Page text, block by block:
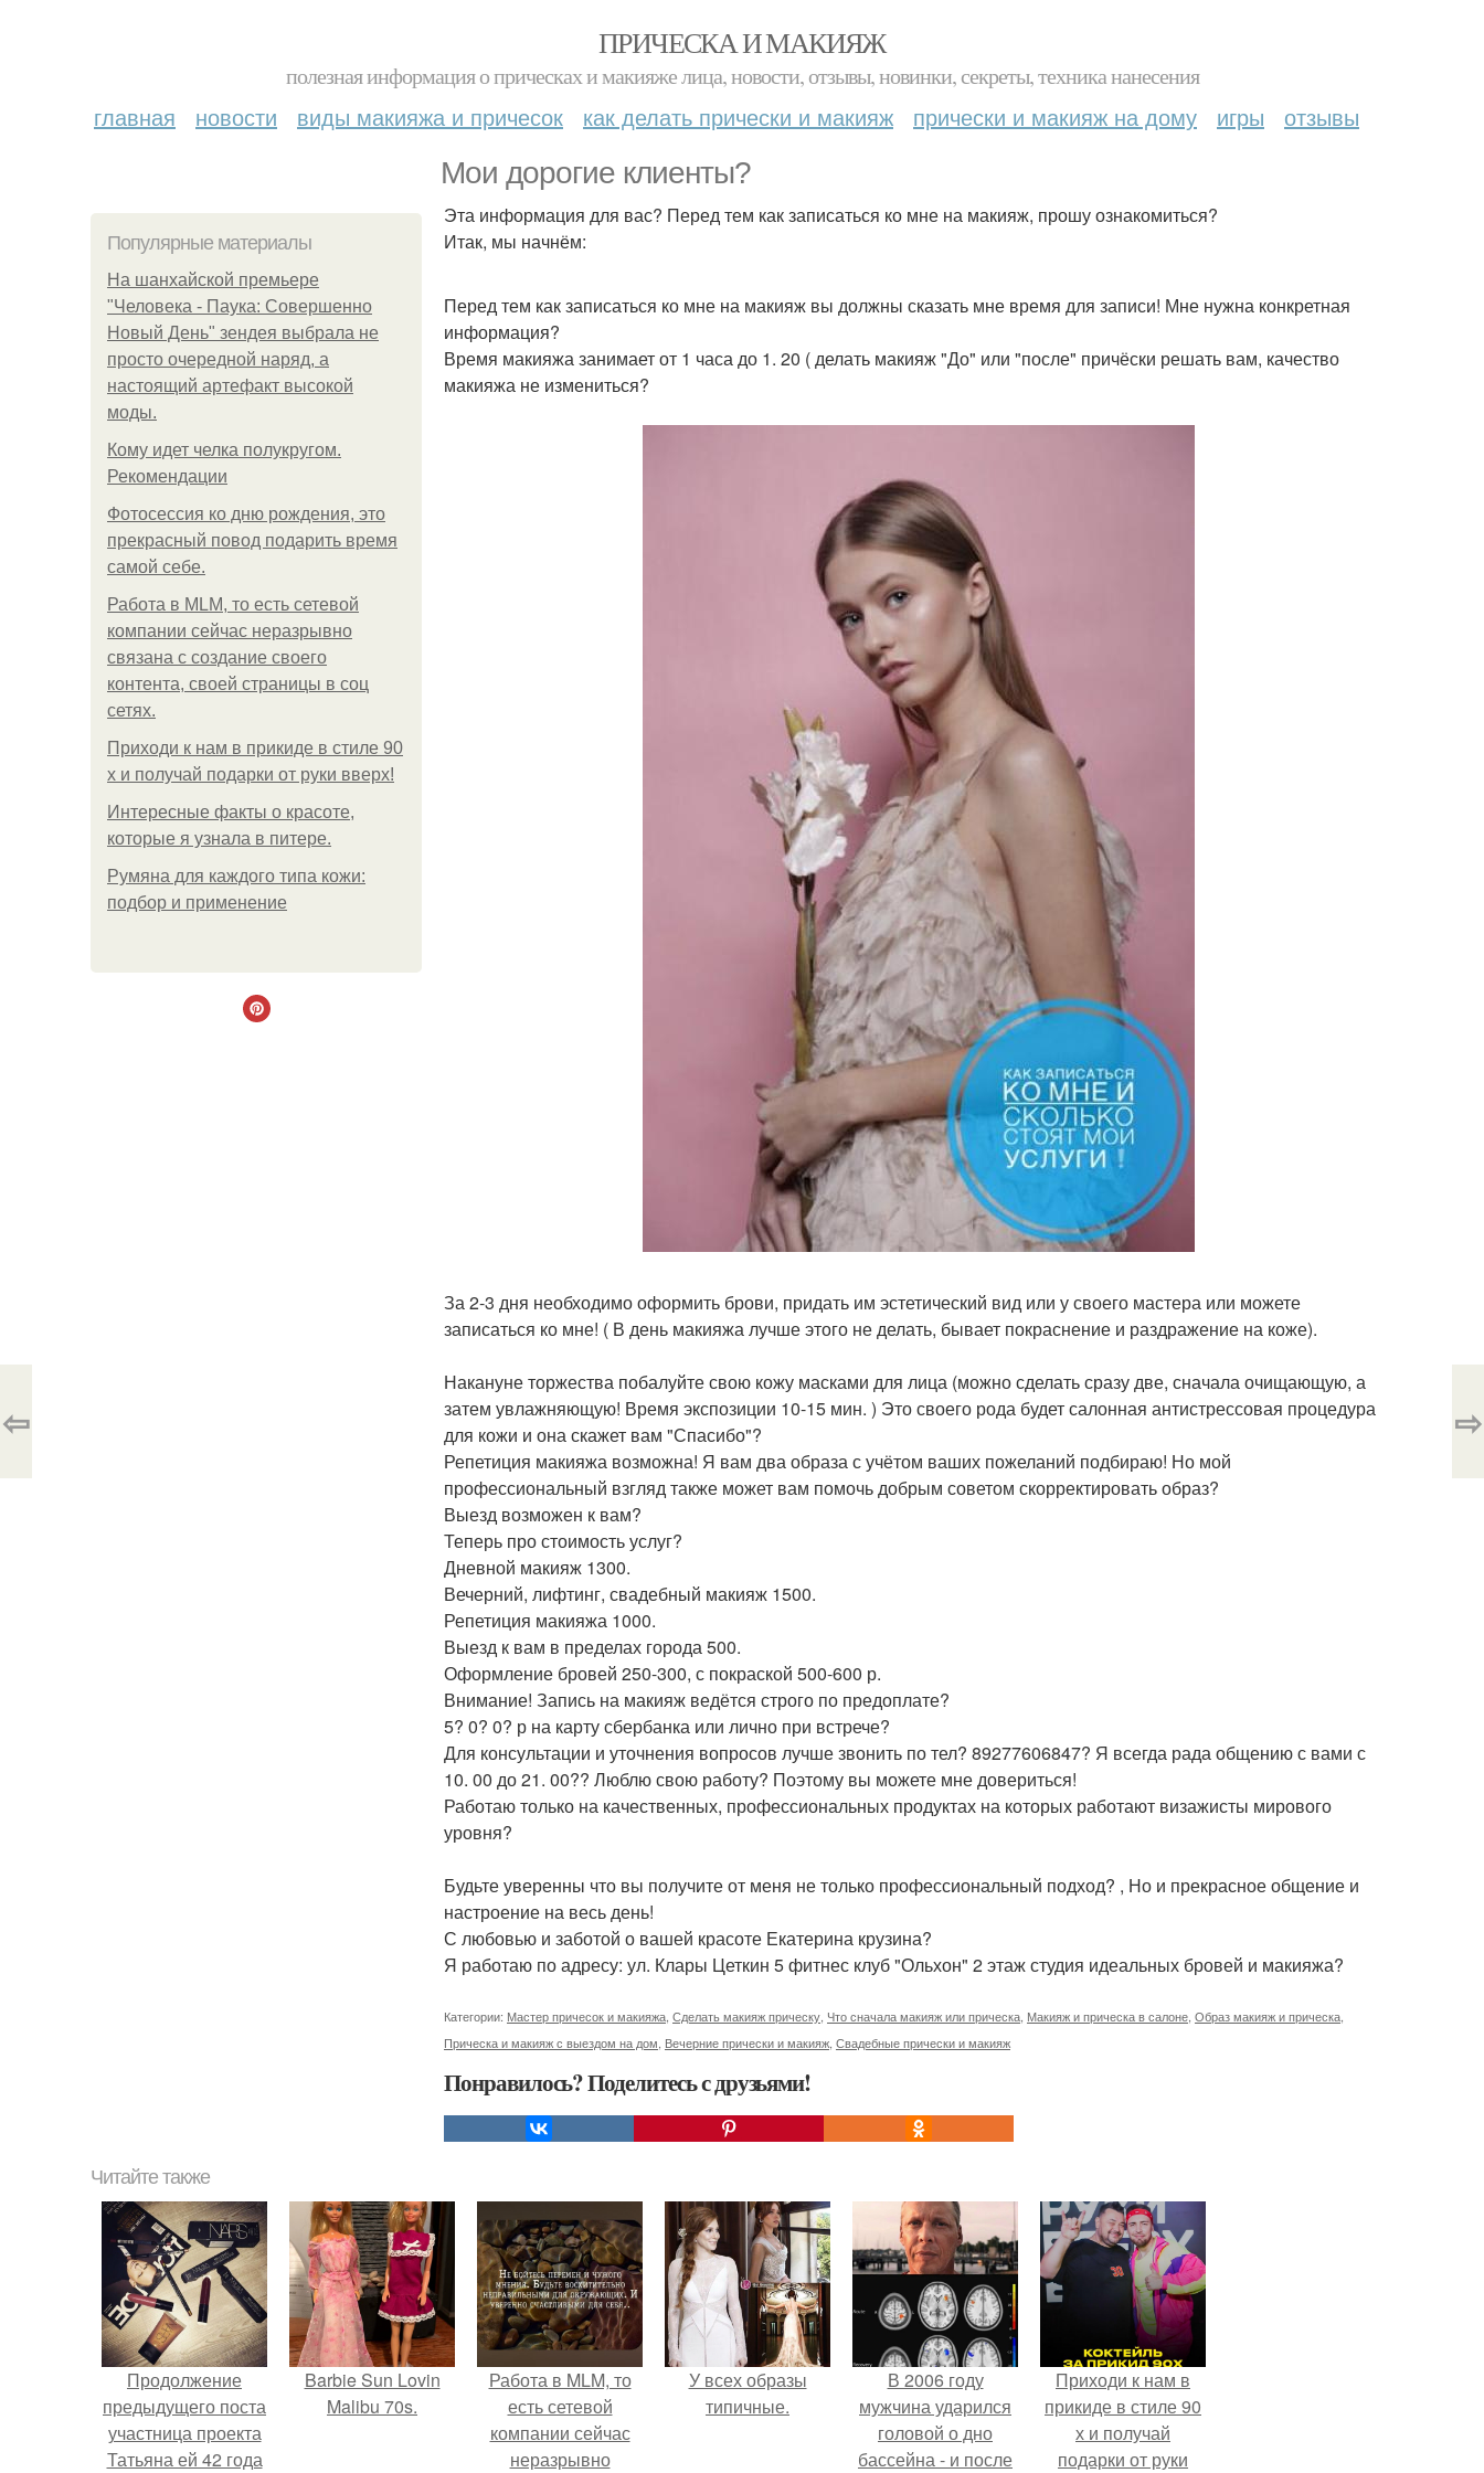
ПРИЧЕСКА И МАКИЯЖ
полезная информация о прическах и макияже лица, новости, отзывы, новинки, секреты, техника нанесения
главная новости виды макияжа и причесок как делать прически и макияж прически и макияж на дому игры отзывы
Мои дорогие клиенты?
Популярные материалы
На шанхайской премьере
"Человека - Паука: Совершенно
Новый День" зендея выбрала не
просто очередной наряд, а
настоящий артефакт высокой
моды.
Кому идет челка полукругом.
Рекомендации
Фотосессия ко дню рождения, это
прекрасный повод подарить время
самой себе.
Работа в MLM, то есть сетевой
компании сейчас неразрывно
связана с создание своего
контента, своей страницы в соц
сетях.
Приходи к нам в прикиде в стиле 90
х и получай подарки от руки вверх!
Интересные факты о красоте,
которые я узнала в питере.
Румяна для каждого типа кожи:
подбор и применение
Эта информация для вас? Перед тем как записаться ко мне на макияж, прошу ознакомиться?
Итак, мы начнём:
Перед тем как записаться ко мне на макияж вы должны сказать мне время для записи! Мне нужна конкретная
информация?
Время макияжа занимает от 1 часа до 1. 20 ( делать макияж "До" или "после" причёски решать вам, качество
макияжа не измениться?
За 2-3 дня необходимо оформить брови, придать им эстетический вид или у своего мастера или можете
записаться ко мне! ( В день макияжа лучше этого не делать, бывает покраснение и раздражение на коже).
Накануне торжества побалуйте свою кожу масками для лица (можно сделать сразу две, сначала очищающую, а
затем увлажняющую! Время экспозиции 10-15 мин. ) Это своего рода будет салонная антистрессовая процедура
для кожи и она скажет вам "Спасибо"?
Репетиция макияжа возможна! Я вам два образа с учётом ваших пожеланий подбираю! Но мой
профессиональный взгляд также может вам помочь добрым советом скорректировать образ?
Выезд возможен к вам?
Теперь про стоимость услуг?
Дневной макияж 1300.
Вечерний, лифтинг, свадебный макияж 1500.
Репетиция макияжа 1000.
Выезд к вам в пределах города 500.
Оформление бровей 250-300, с покраской 500-600 р.
Внимание! Запись на макияж ведётся строго по предоплате?
5? 0? 0? р на карту сбербанка или лично при встрече?
Для консультации и уточнения вопросов лучше звонить по тел? 89277606847? Я всегда рада общению с вами с
10. 00 до 21. 00?? Люблю свою работу? Поэтому вы можете мне довериться!
Работаю только на качественных, профессиональных продуктах на которых работают визажисты мирового
уровня?
Будьте уверенны что вы получите от меня не только профессиональный подход? , Но и прекрасное общение и
настроение на весь день!
С любовью и заботой о вашей красоте Екатерина крузина?
Я работаю по адресу: ул. Клары Цеткин 5 фитнес клуб "Ольхон" 2 этаж студия идеальных бровей и макияжа?
Категории: Мастер причесок и макияжа Сделать макияж прическу Что сначала макияж или прическа Макияж и прическа в салоне Образ макияж и прическа
Прическа и макияж с выездом на дом Вечерние прически и макияж Свадебные прически и макияж
Понравилось? Поделитесь с друзьями!
⇦ ⇨
Читайте также
Продолжение
предыдущего поста
участница проекта
Татьяна ей 42 года
Barbie Sun Lovin
Malibu 70s.
Работа в MLM, то
есть сетевой
компании сейчас
неразрывно
У всех образы
типичные.
В 2006 году
мужчина ударился
головой о дно
бассейна - и после
Приходи к нам в
прикиде в стиле 90
х и получай
подарки от руки